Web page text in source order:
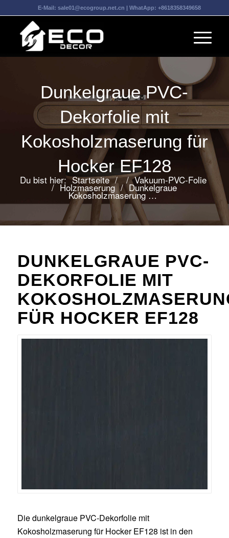
E-Mail:sale01@ecogroup.net.cn | WhatApp:+8618358349658
Dunkelgraue PVC-
Dekorfolie mit
Kokosholzmaserung für
Hocker EF128
Du bist hier: Startseite / / Vakuum-PVC-Folie
/ Holzmaserung / Dunkelgraue
Kokosholzmaserung …
DUNKELGRAUE PVC-
DEKORFOLIE MIT
FÜR HOCKER EF128
Die dunkelgraue PVC-Dekorfolie mit
Kokosholzmaserung für Hocker EF128 ist in den